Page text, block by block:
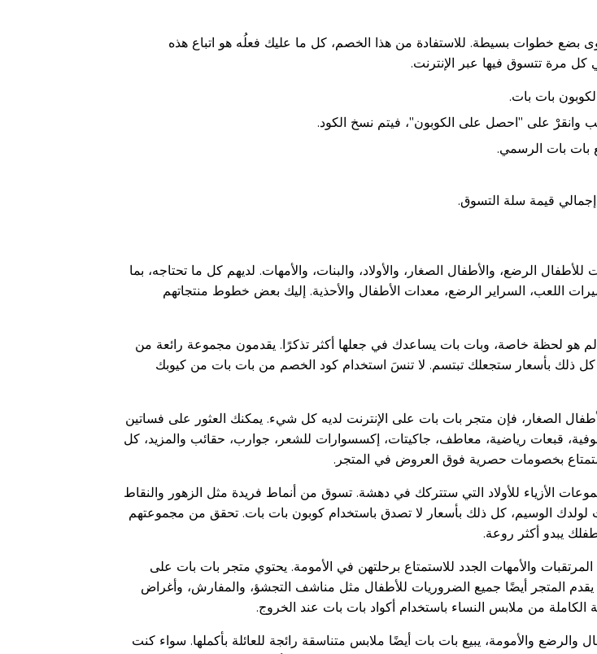
بضع خطوات بسيطة. للاستفادة من هذا الخصم، كل ما عليك فعلُه هو اتباع هذه
مرة تتسوق فيها عبر الإنترنت.
وانقرْ على "احصل على الكوبون"، فيتم نسخ الكود.
بات بات الرسمي.
قيمة سلة التسوق.
الرضع، والأطفال الصغار، والأولاد، والبنات، والأمهات. لديهم كل ما تحتاجه، بما
اللعب، السراير الرضع، معدات الأطفال والأحذية. إليك بعض خطوط منتجاتهم
هو لحظة خاصة، وبات بات يساعدك في جعلها أكثر تذكرًا. يقدمون مجموعة رائعة من
كل ذلك بأسعار ستجعلك تبتسم. لا تنسَ استخدام كود الخصم من بات بات من كيوبك
الصغار، فإن متجر بات بات على الإنترنت لديه كل شيء. يمكنك العثور على فساتين
قبعات رياضية، معاطف، جاكيتات، إكسسوارات للشعر، جوارب، حقائب والمزيد، كل
بخصومات حصرية فوق العروض في المتجر.
الأزياء للأولاد التي ستتركك في دهشة. تسوق من أنماط فريدة مثل الزهور والنقاط
لولدك الوسيم، كل ذلك بأسعار لا تصدق باستخدام كوبون بات بات. تحقق من مجموعتهم
يبدو أكثر روعة.
والأمهات الجدد للاستمتاع برحلتهن في الأمومة. يحتوي متجر بات بات على
المتجر أيضًا جميع الضروريات للأطفال مثل مناشف التجشؤ، والمفارش، وأغراض
من ملابس النساء باستخدام أكواد بات بات عند الخروج.
والرضع والأمومة، يبيع بات بات أيضًا ملابس متناسقة رائجة للعائلة بأكملها. سواء كنت